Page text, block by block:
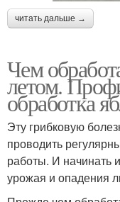
читать дальше →
Чем
летом.
обработка
Эту грибковую
проводить
работы. И начинать
урожая и опадения